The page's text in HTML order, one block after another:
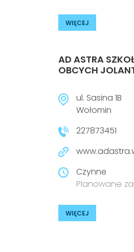
WIĘCEJ
AD ASTRA
OBCYCH
ul. Sasina 1B
Wołomin
227873451
Czynne
Planowane
WIĘCEJ